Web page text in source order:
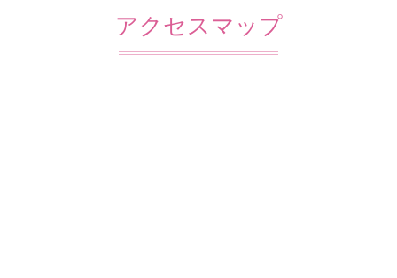
アクセスマップ